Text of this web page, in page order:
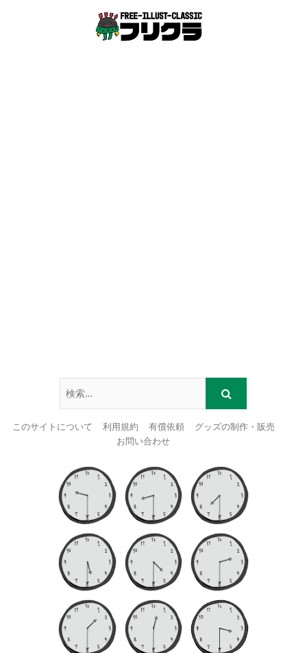
このサイトについて 利用規約 有償依頼
グッズの制作・販売
お問い合わせ
content